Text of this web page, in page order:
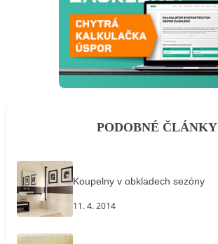
PODOBNÉ ČLÁNKY
Koupelny v obkladech sezóny
11. 4. 2014